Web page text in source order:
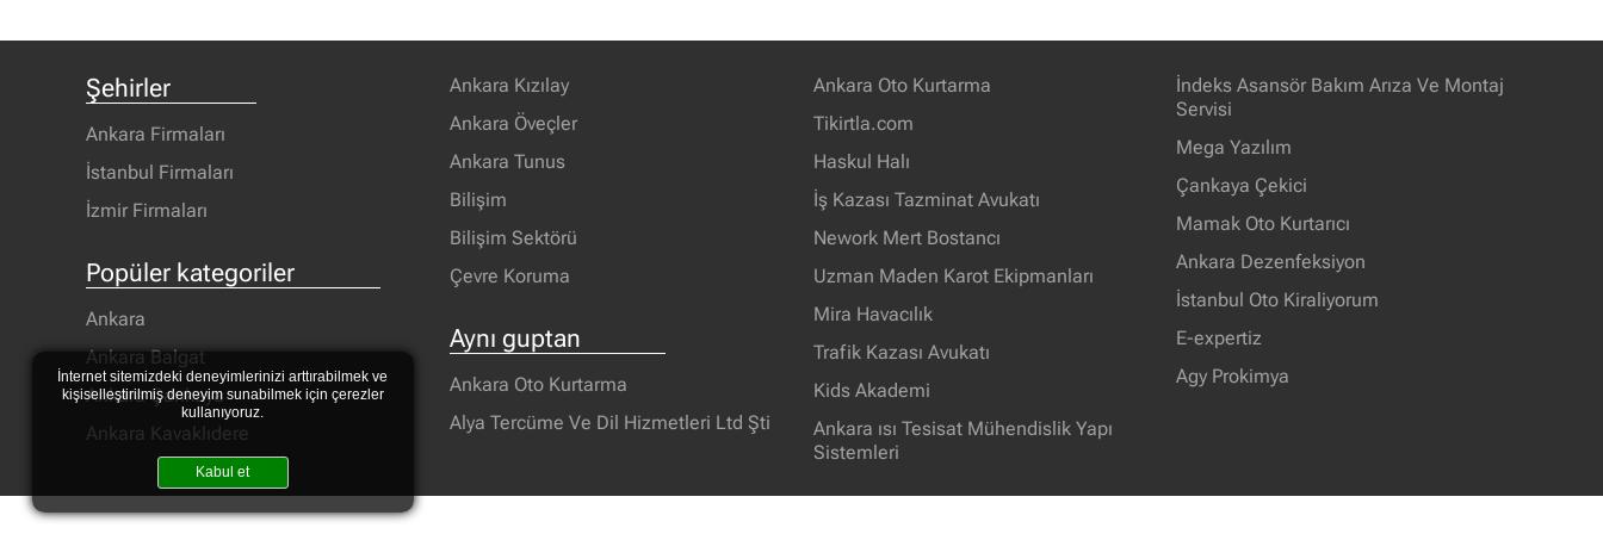
Şehirler
Ankara Firmaları
İstanbul Firmaları
İzmir Firmaları
Popüler kategoriler
Ankara
Ankara Balgat
Ankara Çankaya
Ankara Kavaklıdere
Ankara Kızılay
Ankara Öveçler
Ankara Tunus
Bilişim
Bilişim Sektörü
Çevre Koruma
Aynı guptan
Ankara Oto Kurtarma
Alya Tercüme Ve Dil Hizmetleri Ltd Şti
Ankara Oto Kurtarma
Tikirtla.com
Haskul Halı
İş Kazası Tazminat Avukatı
Nework Mert Bostancı
Uzman Maden Karot Ekipmanları
Mira Havacılık
Trafik Kazası Avukatı
Kids Akademi
Ankara ısı Tesisat Mühendislik Yapı
Sistemleri
İndeks Asansör Bakım Arıza Ve Montaj
Servisi
Mega Yazılım
Çankaya Çekici
Mamak Oto Kurtarıcı
Ankara Dezenfeksiyon
İstanbul Oto Kiraliyorum
E-expertiz
Agy Prokimya
İnternet sitemizdeki deneyimlerinizi arttırabilmek ve
kişiselleştirilmiş deneyim sunabilmek için çerezler
kullanıyoruz.
Kabul et